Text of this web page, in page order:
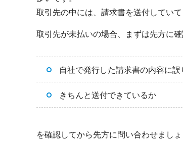
取引先の中には、請求書を送付してい
取引先が未払いの場合、まずは先方に確
自社で発行した請求書の内容に誤
きちんと送付できているか
を確認してから先方に問い合わせましょ